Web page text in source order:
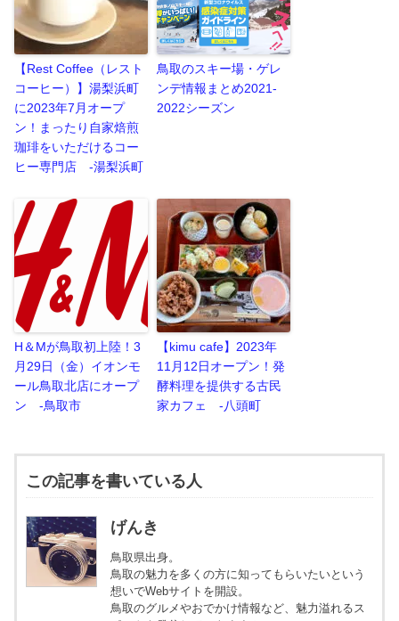
【Rest Coffee（レスト
コーヒー）】湯梨浜町
に2023年7月オープ
ン！まったり自家焙煎
珈琲をいただけるコー
ヒー専門店 -湯梨浜町
鳥取のスキー場・ゲレ
ンデ情報まとめ2021-
2022シーズン
H＆Mが鳥取初上陸！3
月29日（金）イオンモ
ール鳥取北店にオープ
ン -鳥取市
【kimu cafe】2023年
11月12日オープン！発
酵料理を提供する古民
家カフェ -八頭町
この記事を書いている人
げんき
鳥取県出身。
鳥取の魅力を多くの方に知ってもらいたいという
想いでWebサイトを開設。
鳥取のグルメやおでかけ情報など、魅力溢れるス